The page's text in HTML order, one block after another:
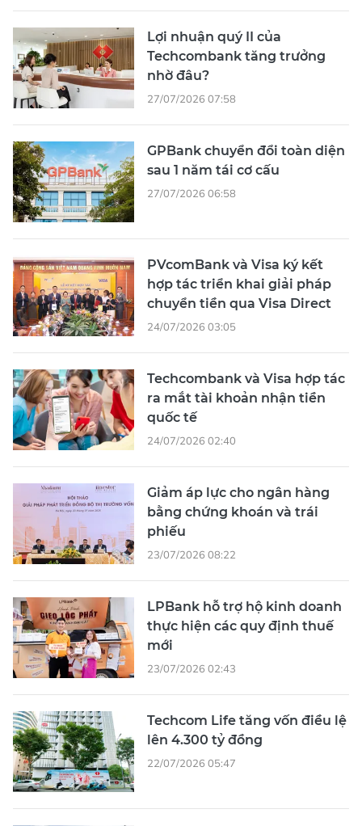
Lợi nhuận quý II của
Techcombank tăng trưởng
nhờ đâu?
27/07/2026 07:58
GPBank chuyển đổi toàn diện
sau 1 năm tái cơ cấu
27/07/2026 06:58
PVcomBank và Visa ký kết
hợp tác triển khai giải pháp
chuyển tiền qua Visa Direct
24/07/2026 03:05
Techcombank và Visa hợp tác
ra mắt tài khoản nhận tiền
quốc tế
24/07/2026 02:40
Giảm áp lực cho ngân hàng
bằng chứng khoán và trái
phiếu
23/07/2026 08:22
LPBank hỗ trợ hộ kinh doanh
thực hiện các quy định thuế
mới
23/07/2026 02:43
Techcom Life tăng vốn điều lệ
lên 4.300 tỷ đồng
22/07/2026 05:47